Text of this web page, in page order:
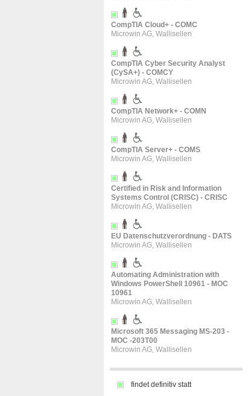
CompTIA Cloud+ - COMC
Microwin AG, Wallisellen
CompTIA Cyber Security Analyst
(CySA+) - COMCY
Microwin AG, Wallisellen
CompTIA Network+ - COMN
Microwin AG, Wallisellen
CompTIA Server+ - COMS
Microwin AG, Wallisellen
Certified in Risk and Information
Systems Control (CRISC) - CRISC
Microwin AG, Wallisellen
EU Datenschutzverordnung - DATS
Microwin AG, Wallisellen
Automating Administration with
Windows PowerShell 10961 - MOC
10961
Microwin AG, Wallisellen
Microsoft 365 Messaging MS-203 -
MOC -203T00
Microwin AG, Wallisellen
findet definitiv statt